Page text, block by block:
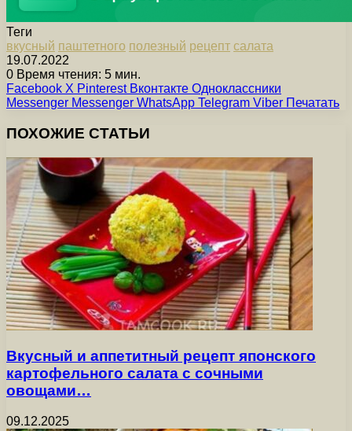
Теги
вкусный паштетного полезный рецепт салата
19.07.2022
0 Время чтения: 5 мин.
Facebook X Pinterest Вконтакте Одноклассники
Messenger Messenger WhatsApp Telegram Viber Печатать
ПОХОЖИЕ СТАТЬИ
Вкусный и аппетитный рецепт японского
картофельного салата с сочными
овощами…
09.12.2025